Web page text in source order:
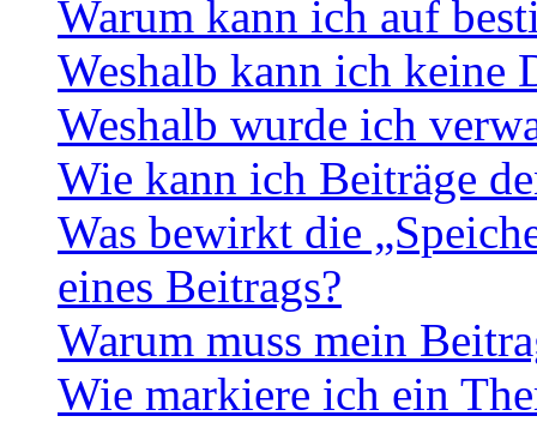
Warum kann ich auf
Weshalb kann ich keine
Weshalb wurde ich
Wie kann ich Beiträge
Was bewirkt die
eines Beitrags?
Warum muss mein
Wie markiere ich ein